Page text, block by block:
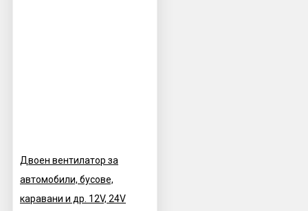
Двоен вентилатор за
автомобили, бусове,
каравани и др. 12V, 24V